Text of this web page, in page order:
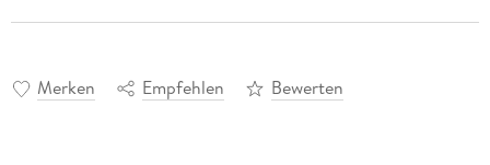
Merken Empfehlen Bewerten